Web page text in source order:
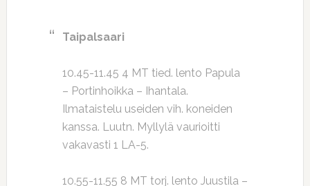
Taipalsaari
10.45-11.45 4 MT tied. lento Papula
– Portinhoikka – Ihantala.
Ilmataistelu useiden vih. koneiden
kanssa. Luutn. Myllylä vaurioitti
vakavasti 1 LA-5.
10.55-11.55 8 MT torj. lento Juustila –